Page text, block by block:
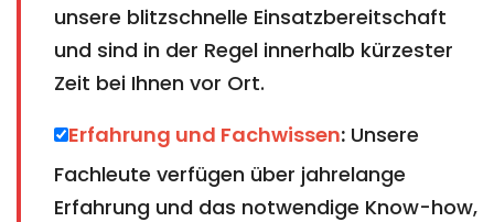
unsere blitzschnelle Einsatzbereitschaft
und sind in der Regel innerhalb kürzester
Zeit bei Ihnen vor Ort.
Erfahrung und Fachwissen: Unsere
Fachleute verfügen über jahrelange
Erfahrung und das notwendige Know-how,